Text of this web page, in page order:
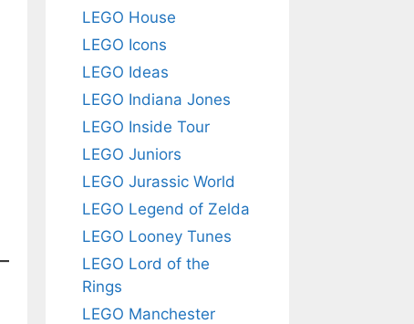
LEGO House
LEGO Icons
LEGO Ideas
LEGO Indiana Jones
LEGO Inside Tour
LEGO Juniors
LEGO Jurassic World
LEGO Legend of Zelda
LEGO Looney Tunes
LEGO Lord of the
Rings
LEGO Manchester